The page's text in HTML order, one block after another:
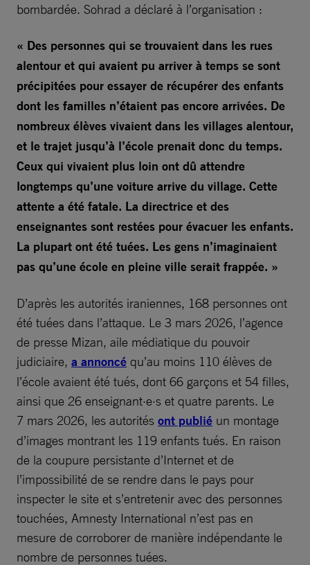
bombardée. Sohrad a déclaré à l’organisation :
« Des personnes qui se trouvaient dans les rues
alentour et qui avaient pu arriver à temps se sont
précipitées pour essayer de récupérer des enfants
dont les familles n’étaient pas encore arrivées. De
nombreux élèves vivaient dans les villages alentour,
et le trajet jusqu’à l’école prenait donc du temps.
Ceux qui vivaient plus loin ont dû attendre
longtemps qu’une voiture arrive du village. Cette
attente a été fatale. La directrice et des
enseignantes sont restées pour évacuer les enfants.
La plupart ont été tuées. Les gens n’imaginaient
pas qu’une école en pleine ville serait frappée. »
D’après les autorités iraniennes, 168 personnes ont
été tuées dans l’attaque. Le 3 mars 2026, l’agence
de presse Mizan, aile médiatique du pouvoir
judiciaire, a annoncé qu’au moins 110 élèves de
l’école avaient été tués, dont 66 garçons et 54 filles,
ainsi que 26 enseignant·e·s et quatre parents. Le
7 mars 2026, les autorités ont publié un montage
d’images montrant les 119 enfants tués. En raison
de la coupure persistante d’Internet et de
l’impossibilité de se rendre dans le pays pour
inspecter le site et s’entretenir avec des personnes
touchées, Amnesty International n’est pas en
mesure de corroborer de manière indépendante le
nombre de personnes tuées.